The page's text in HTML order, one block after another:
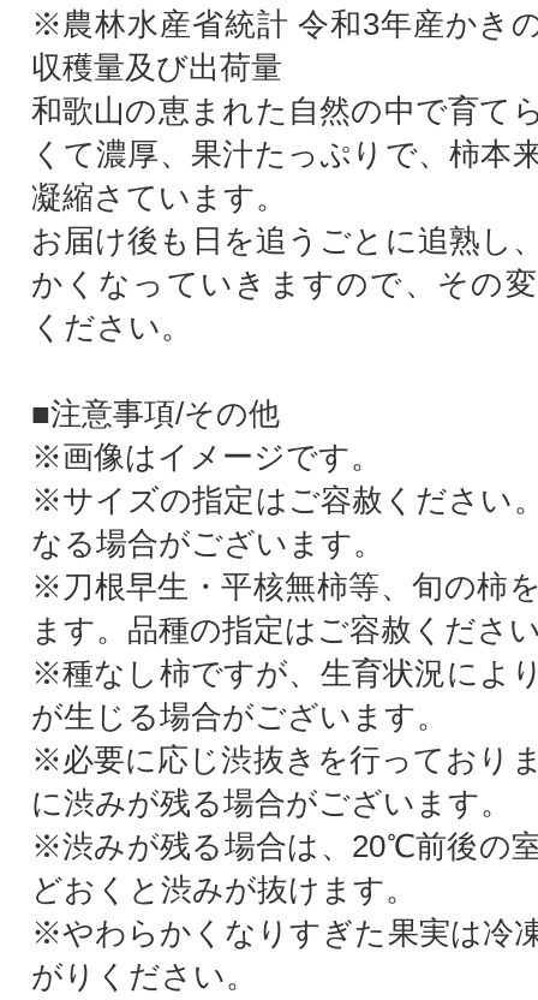
※農林水産省統計 令和3年産かき
収穫量及び出荷量
和歌山の恵まれた自然の中で育て
くて濃厚、果汁たっぷりで、柿本
凝縮さています。
お届け後も日を追うごとに追熟し
かくなっていきますので、その
ください。
■注意事項/その他
※画像はイメージです。
※サイズの指定はご容赦ください
なる場合がございます。
※刀根早生・平核無柿等、旬の柿
ます。品種の指定はご容赦くださ
※種なし柿ですが、生育状況によ
が生じる場合がございます。
※必要に応じ渋抜きを行っており
に渋みが残る場合がございます。
※渋みが残る場合は、20℃前後の
どおくと渋みが抜けます。
※やわらかくなりすぎた果実は冷
がりください。